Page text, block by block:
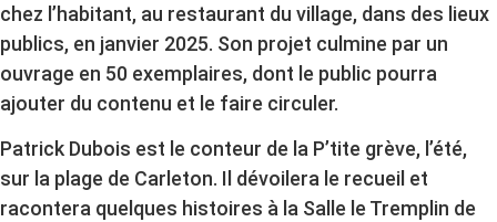
chez l’habitant, au restaurant du village, dans des lieux
publics, en janvier 2025. Son projet culmine par un
ouvrage en 50 exemplaires, dont le public pourra
ajouter du contenu et le faire circuler.
Patrick Dubois est le conteur de la P’tite grève, l’été,
sur la plage de Carleton. Il dévoilera le recueil et
racontera quelques histoires à la Salle le Tremplin de